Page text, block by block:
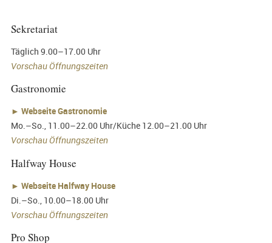
Sekretariat
Täglich 9.00–17.00 Uhr
Vorschau Öffnungszeiten
Gastronomie
► Webseite Gastronomie
Mo.–So., 11.00–22.00 Uhr/Küche 12.00–21.00 Uhr
Vorschau Öffnungszeiten
Halfway House
► Webseite Halfway House
Di.–So., 10.00–18.00 Uhr
Vorschau Öffnungszeiten
Pro Shop